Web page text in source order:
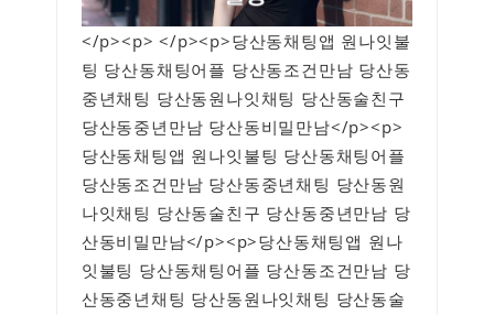
</p><p> </p><p>당산동채팅앱 원나잇불
팅 당산동채팅어플 당산동조건만남 당산동
중년채팅 당산동원나잇채팅 당산동술친구
당산동중년만남 당산동비밀만남</p><p>
당산동채팅앱 원나잇불팅 당산동채팅어플
당산동조건만남 당산동중년채팅 당산동원
나잇채팅 당산동술친구 당산동중년만남 당
산동비밀만남</p><p>당산동채팅앱 원나
잇불팅 당산동채팅어플 당산동조건만남 당
산동중년채팅 당산동원나잇채팅 당산동술